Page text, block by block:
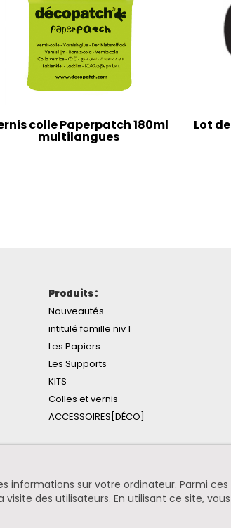
colle Paperpatch 180ml
multilangues
Lot
Produits :
Nouveautés
intitulé famille niv 1
Les Papiers
Les Supports
KITS
Colles et vernis
ACCESSOIRES[DÉCO]
informations sur votre ordinateur. Parmi
des utilisateurs. En utilisant ce site,